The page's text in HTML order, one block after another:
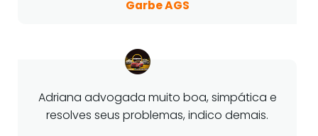
Garbe AGS
Adriana advogada muito boa, simpática e
resolves seus problemas, indico demais.